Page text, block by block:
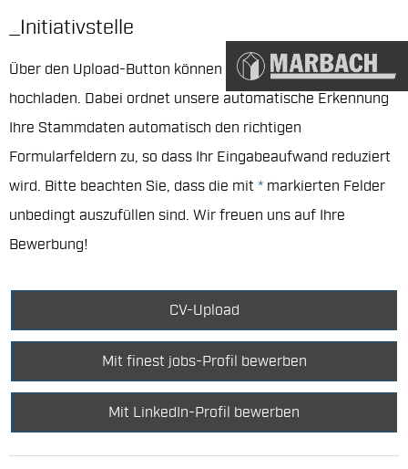
_Initiativstelle
Über den Upload-Button können Sie Ihren Lebenslauf
hochladen. Dabei ordnet unsere automatische Erkennung
Ihre Stammdaten automatisch den richtigen
Formularfeldern zu, so dass Ihr Eingabeaufwand reduziert
wird. Bitte beachten Sie, dass die mit * markierten Felder
unbedingt auszufüllen sind. Wir freuen uns auf Ihre
Bewerbung!
CV-Upload
Mit finest jobs-Profil bewerben
Mit LinkedIn-Profil bewerben